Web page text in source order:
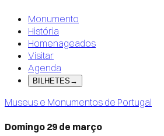
Monumento
História
Homenageados
Visitar
Agenda
BILHETES →
Museus e Monumentos de Portugal
Domingo 29 de março